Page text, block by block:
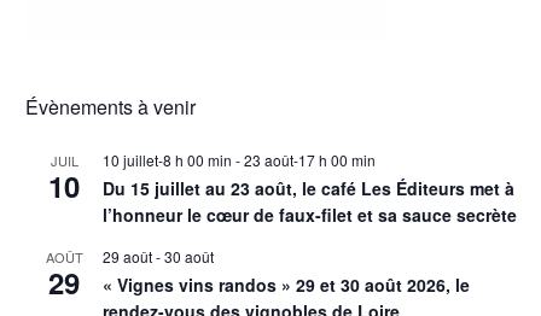
Évènements à venir
JUIL
10
10 juillet-8 h 00 min -23 août-17 h 00 min
Du 15 juillet au 23 août, le café Les Éditeurs met à
l’honneur le cœur de faux-filet et sa sauce secrète
AOÛT
29
29 août-30 août
« Vignes vins randos » 29 et 30 août 2026, le
rendez-vous des vignobles de Loire